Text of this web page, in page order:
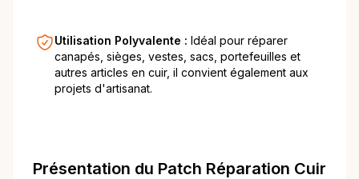
Utilisation Polyvalente : Idéal pour réparer
canapés, sièges, vestes, sacs, portefeuilles et
autres articles en cuir, il convient également aux
projets d'artisanat.
Présentation du Patch Réparation Cuir